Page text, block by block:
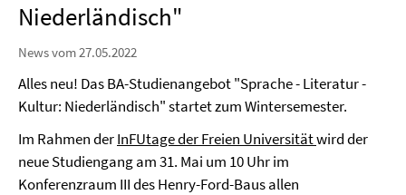
Niederländisch"
News vom 27.05.2022
Alles neu! Das BA-Studienangebot "Sprache - Literatur -
Kultur: Niederländisch" startet zum Wintersemester.
Im Rahmen derInFUtage der Freien Universitätwird der
neue Studiengang am 31. Mai um 10 Uhr im
Konferenzraum III des Henry-Ford-Baus allen